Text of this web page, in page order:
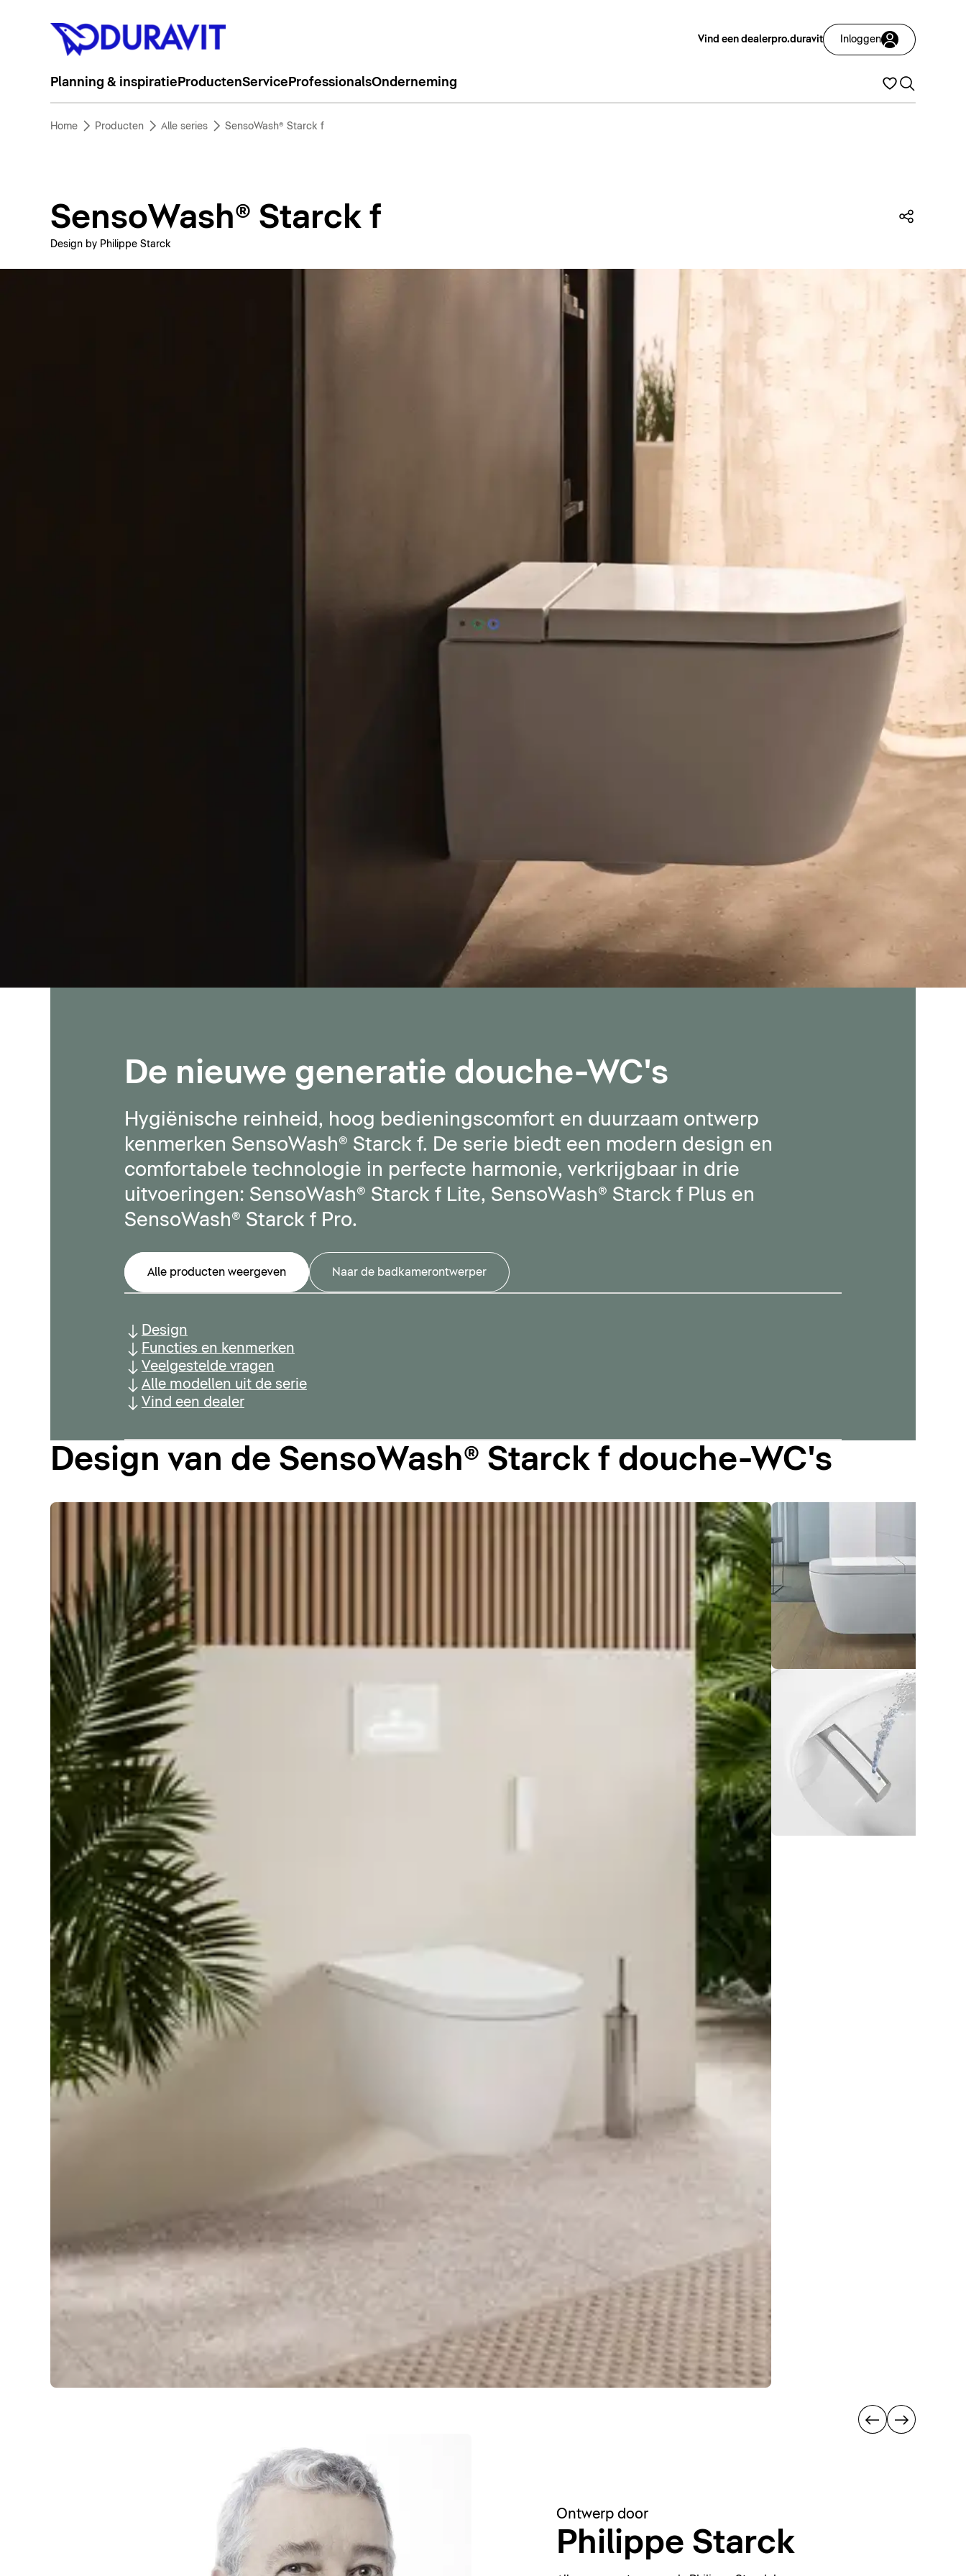
Vind een dealerpro.duravit Inloggen
Planning & inspiratie ProductenService ProfessionalsOnderneming
Home Producten Alle series SensoWash® Starck f
SensoWash® Starck f
Design by Philippe Starck
Deze
De nieuwe generatie douche-WC's
Hygiënische reinheid, hoog bedieningscomfort en duurzaam ontwerp
kenmerken SensoWash® Starck f. De serie biedt een modern design en
comfortabele technologie in perfecte harmonie, verkrijgbaar in drie
uitvoeringen: SensoWash® Starck f Lite, SensoWash® Starck f Plus en
SensoWash® Starck f Pro.
Alle producten weergeven Naar de badkamerontwerper
Design
Functies en kenmerken
Veelgestelde vragen
Alle modellen uit de serie
Vind een dealer
Design van de SensoWash® Starck f douche-WC's
Ontwerp door
Philippe Starck